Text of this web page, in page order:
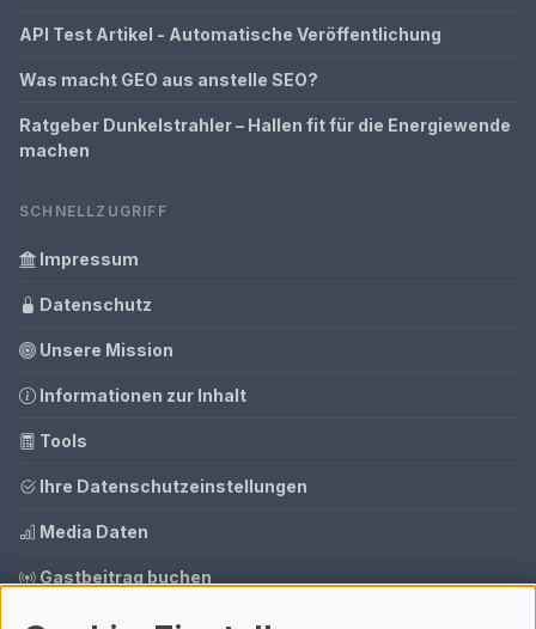
API Test Artikel - Automatische Veröffentlichung
Was macht GEO aus anstelle SEO?
Ratgeber Dunkelstrahler – Hallen fit für die Energiewende
machen
SCHNELLZUGRIFF
Impressum
Datenschutz
Unsere Mission
Informationen zur Inhalt
Tools
Ihre Datenschutzeinstellungen
Media Daten
Gastbeitrag buchen